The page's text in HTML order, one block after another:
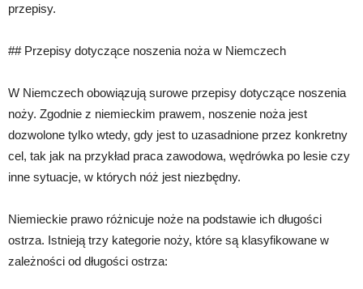
przepisy.
## Przepisy dotyczące noszenia noża w Niemczech
W Niemczech obowiązują surowe przepisy dotyczące noszenia
noży. Zgodnie z niemieckim prawem, noszenie noża jest
dozwolone tylko wtedy, gdy jest to uzasadnione przez konkretny
cel, tak jak na przykład praca zawodowa, wędrówka po lesie czy
inne sytuacje, w których nóż jest niezbędny.
Niemieckie prawo różnicuje noże na podstawie ich długości
ostrza. Istnieją trzy kategorie noży, które są klasyfikowane w
zależności od długości ostrza: